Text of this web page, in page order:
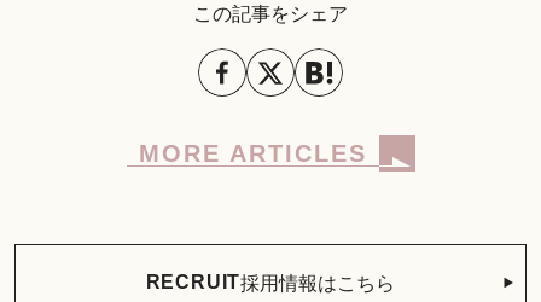
この記事をシェア
MORE ARTICLES
RECRUIT採用情報はこちら